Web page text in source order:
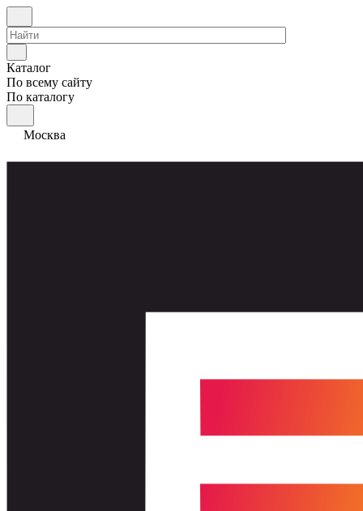
Каталог
По всему сайту
По каталогу
Москва